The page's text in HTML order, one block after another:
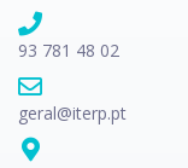
93 781 48 02
geral@iterp.pt